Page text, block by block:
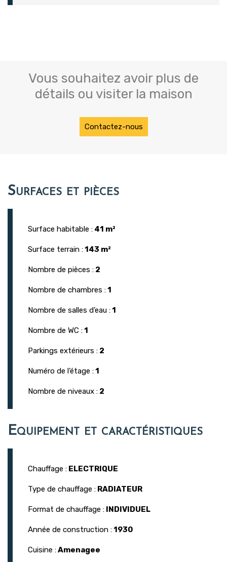
Vous souhaitez avoir plus de
détails ou visiter la maison
Contactez-nous
Surfaces et pièces
Surface habitable : 41 m²
Surface terrain :143 m²
Nombre de pièces : 2
Nombre de chambres :1
Nombre de salles d’eau :1
Nombre de WC :1
Parkings extérieurs : 2
Numéro de l’étage :1
Nombre de niveaux : 2
Equipement et caractéristiques
Chauffage : ELECTRIQUE
Type de chauffage : RADIATEUR
Format de chauffage : INDIVIDUEL
Année de construction :1930
Cuisine :Amenagee